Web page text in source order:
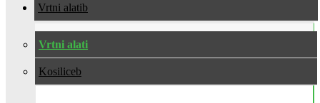
Vrtni alati
Vrtni alati
Kosilice